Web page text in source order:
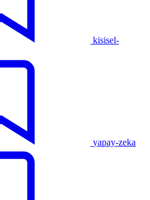
kisisel-
yapay-zeka